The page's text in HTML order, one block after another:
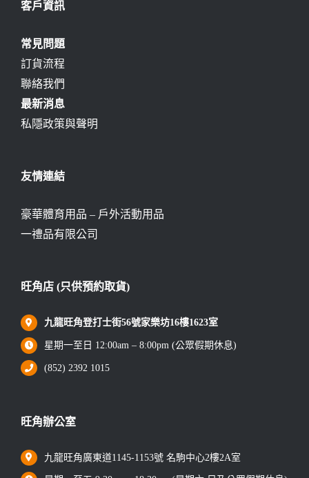
客戶資訊
常見問題
訂貨流程
聯絡我們
最新消息
私隱政策與聲明
友情連結
豪華體育用品 – 戶外活動用品
一禮品有限公司
旺角店 (只供預約取貨)
九龍旺角登打士街56號家樂坊16樓1623室
星期一至日 12:00am – 8:00pm (公眾假期休息)
(852) 2392 1015
旺角辦公室
九龍旺角廣東道1145-1153號 名駒中心2樓2A室